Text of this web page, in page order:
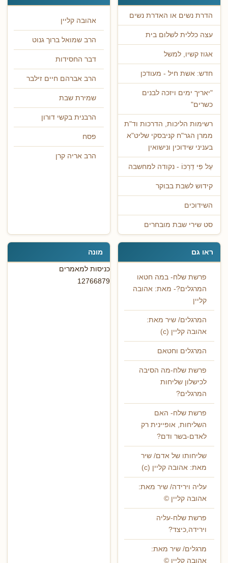
הדרת נשים או האדרת נשים
עצה כללית לשלום בית
אגוז קשיו, למשל
חדש: אשת חיל - מעודכן
"יאריך ימים ויזכה לבנים
כשרים"
רשימות הליכות, הדרכות וד"ת
ממרן הגר"ח קניבסקי שליט"א
בעניני שידוכין ונישואין
עַל פִּי דַרְכּוֹ - נקודה למחשבה
קידוש לשבת בבוקר
השידוכים
סט שירי שבת מובחרים
אהובה קליין
הרב שמואל ברוך גנוט
דבר החסידות
הרב אברהם חיים זילבר
שמירת שבת
הרבנית בקשי דורון
פסח
הרב אריה קרן
ראו גם
פרשת שלח- במה חטאו
המרגלים?- מאת: אהובה
קליין
המרגלים/ שיר מאת:
אהובה קליין (c)
המרגלים וחטאם
פרשת שלח-מה הסיבה
לכישלון שליחות
המרגלים?
פרשת שלח- האם
השליחות, אופיינית רק
לאדם-בשר ודם?
שליחותו של אדם/ שיר
מאת: אהובה קליין (c)
עליה וירידה/ שיר מאת:
אהובה קליין ©
פרשת שלח-עליה
וירידה,כיצד?
מרגלים/ שיר מאת:
אהובה קליין ©
מונה
כניסות למאמרים
12766879